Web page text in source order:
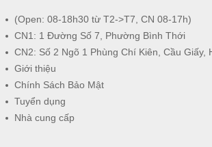
(Open: 08-18h30 từ T2->T7, CN 08-17h)
CN1: 1 Đường Số 7, Phường Bình Thới
CN2: Số 2 Ngõ 1 Phùng Chí Kiên, Cầu Giấy,
Giới thiệu
Chính Sách Bảo Mật
Tuyển dụng
Nhà cung cấp